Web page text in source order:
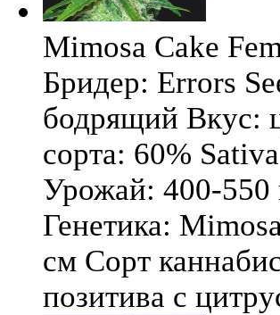
Mimosa Cake
Бридер: Errors
бодрящий Вкус:
сорта: 60%
Урожай: 400-550
Генетика:
см Сорт
позитива с